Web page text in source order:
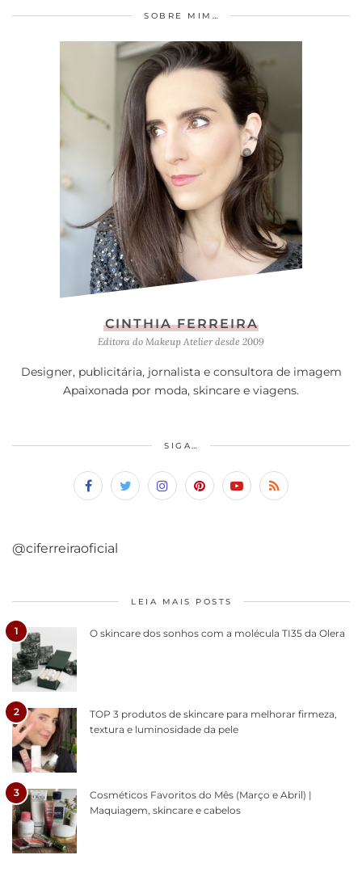
SOBRE MIM…
CINTHIA FERREIRA
Editora do Makeup Atelier desde 2009
Designer, publicitária, jornalista e consultora de imagem
Apaixonada por moda, skincare e viagens.
SIGA…
@ciferreiraoficial
LEIA MAIS POSTS
1 O skincare dos sonhos com a molécula TI35 da Olera
2
TOP 3 produtos de skincare para melhorar firmeza,
textura e luminosidade da pele
3
Cosméticos Favoritos do Mês (Março e Abril) |
Maquiagem, skincare e cabelos